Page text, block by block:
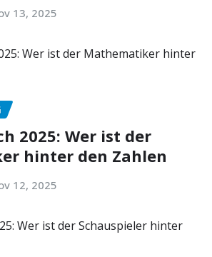
13, 2025
2025: Wer ist der
hinter den Zahlen
12, 2025